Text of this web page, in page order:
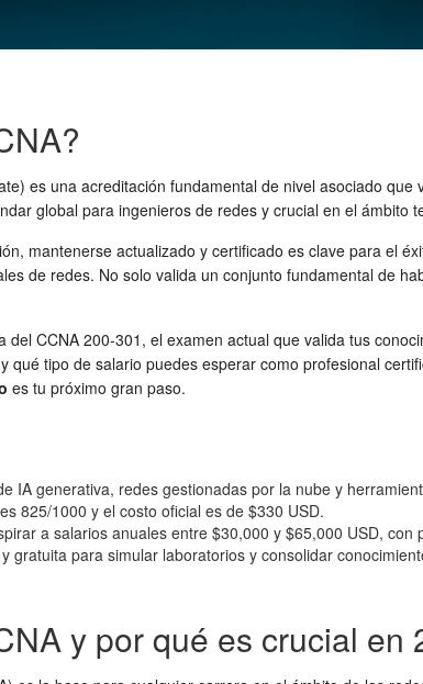
es una acreditación fundamental de nivel asociado
global para ingenieros de redes y crucial en el ámbito
mantenerse actualizado y certificado es clave para el
de redes. No solo valida un conjunto fundamental de
CCNA 200-301, el examen actual que valida tus
tipo de salario puedes esperar como profesional
es tu próximo gran paso.
IA generativa, redes gestionadas por la nube y
825/1000 y el costo oficial es de $330 USD.
a salarios anuales entre $30,000 y $65,000 USD,
gratuita para simular laboratorios y consolidar
y por qué es crucial en